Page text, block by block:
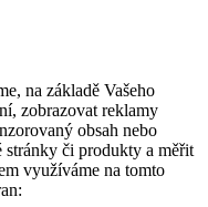
na základě Vašeho
zobrazovat reklamy
obsah nebo
stránky či produkty a měřit
využíváme na tomto